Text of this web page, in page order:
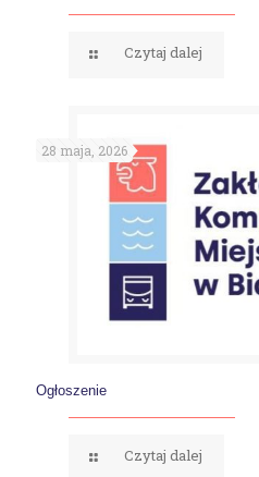
Czytaj dalej
28 maja, 2026
Ogłoszenie
Czytaj dalej